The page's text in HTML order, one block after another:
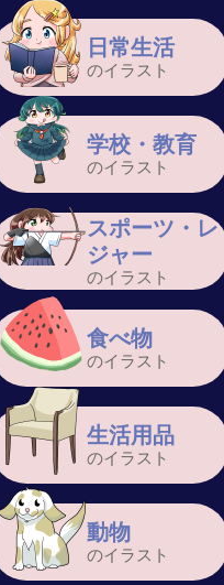
日常生活
のイラスト
学校・教育
のイラスト
スポーツ・レ
ジャー
のイラスト
食べ物
のイラスト
生活用品
のイラスト
動物
のイラスト